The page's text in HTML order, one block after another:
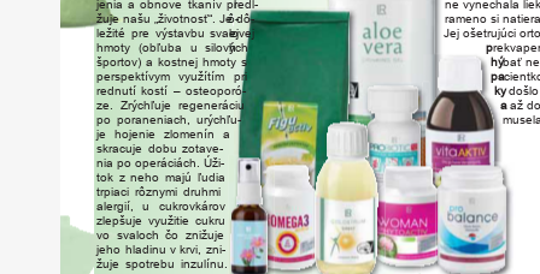
jenia a obnove tkanív predl-
žuje našu „životnosť“. Je dô-
ležité pre výstavbu svalovej
hmoty (obľuba u silových
športov) a kostnej hmoty s
perspektívym využítím
pri
rednutí kostí – osteoporó-
ze. Zrýchľuje regeneráciu
po poraneniach, urýchľu-
je
hojenie zlomenín
a
skracuje dobu zotave-
nia po operáciách. Úži-
tok z neho majú ľudia
trpiaci rôznymi druhmi
alergií,
u cukrovkárov
zlepšuje využitie cukru
vo svaloch čo znižuje
jeho hladinu v krvi, zni-
žuje spotrebu inzulínu.
ne vynechala
rameno si
Jej ošetrujúci
r
bať
došlo
až do
l
ô-
ej
h
p
hý
pa
ky
a